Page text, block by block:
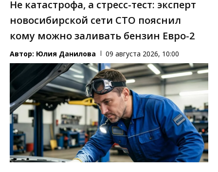
Не катастрофа, а стресс-тест: эксперт
новосибирской сети СТО пояснил
кому можно заливать бензин Евро‑2
Автор: Юлия Данилова 09 августа 2026, 10:00